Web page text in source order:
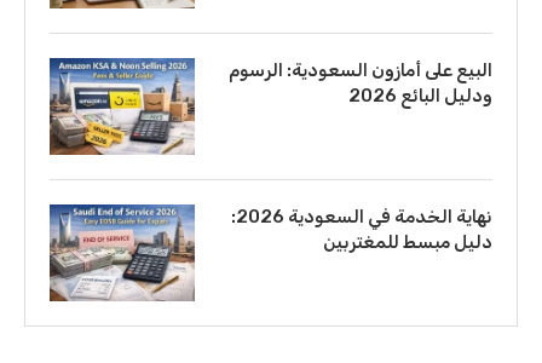
البيع على أمازون السعودية: الرسوم
ودليل البائع 2026
نهاية الخدمة في السعودية 2026:
دليل مبسط للمغتربين